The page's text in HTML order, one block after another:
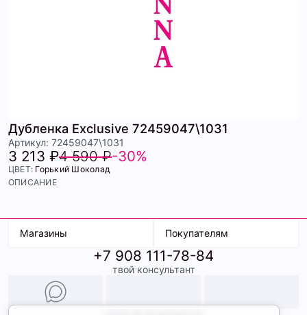
Дубленка Exclusive 72459047\1031
Артикул: 72459047\1031
3 213 ₽4 590 ₽-30%
ЦВЕТ: Горький Шоколад
ОПИСАНИЕ
Магазины
ТК Терминал
ТРК Континент
Покупателям
Доставка
Условия оплаты
Образы
+7 908 111-78-84
твой консультант